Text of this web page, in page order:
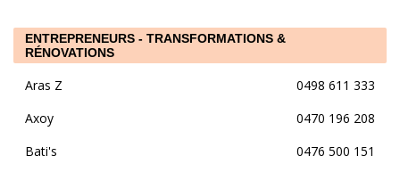
ENTREPRENEURS - TRANSFORMATIONS &
RÉNOVATIONS
Aras Z
0498 611 333
Axoy
0470 196 208
Bati's
0476 500 151